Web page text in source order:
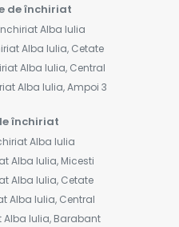
de închiriat
Alba Iulia
Alba Iulia, Cetate
Alba Iulia, Central
Alba Iulia, Ampoi 3
închiriat
Alba Iulia
Alba Iulia, Micesti
Alba Iulia, Cetate
Alba Iulia, Central
Alba Iulia, Barabant